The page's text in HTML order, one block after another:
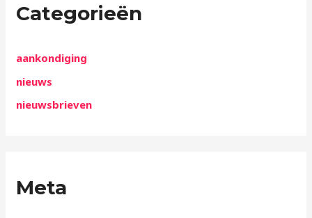
Categorieën
aankondiging
nieuws
nieuwsbrieven
Meta